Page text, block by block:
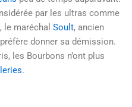
par les ultras comme
, le maréchal Soult, ancien
donner sa démission.
les Bourbons n’ont plus
.